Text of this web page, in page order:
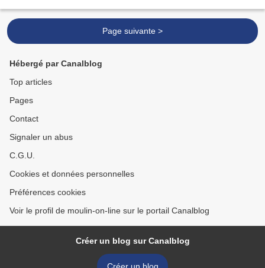
Page suivante >
Hébergé par Canalblog
Top articles
Pages
Contact
Signaler un abus
C.G.U.
Cookies et données personnelles
Préférences cookies
Voir le profil de moulin-on-line sur le portail Canalblog
Créer un blog sur Canalblog